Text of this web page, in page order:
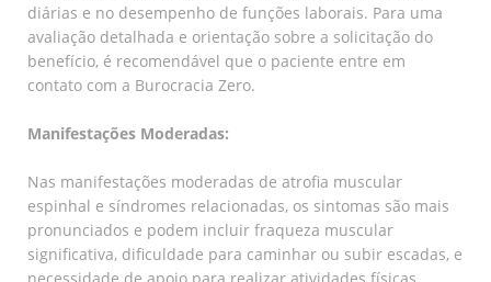
diárias e no desempenho de funções laborais. Para uma
avaliação detalhada e orientação sobre a solicitação do
benefício, é recomendável que o paciente entre em
contato com a Burocracia Zero.
Manifestações Moderadas:
Nas manifestações moderadas de atrofia muscular
espinhal e síndromes relacionadas, os sintomas são mais
pronunciados e podem incluir fraqueza muscular
significativa, dificuldade para caminhar ou subir escadas, e
necessidade de apoio para realizar atividades físicas.